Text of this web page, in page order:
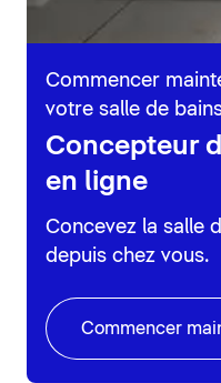
Commencer
votre salle de
Concepteur
en ligne
Concevez la salle
depuis chez vous.
Commencer